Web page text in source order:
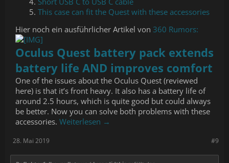
This case can fit the Quest with these accessories
Hier noch ein ausführlicher Artikel von 360 Rumors:
Oculus Quest battery pack extends
battery life AND improves comfort
One of the issues about the Oculus Quest (reviewed
here) is that it’s front heavy. It also has a battery life of
around 2.5 hours, which is quite good but could always
be better. Now you can solve both problems with these
accessories. Weiterlesen →
#9
28. Mai 2019